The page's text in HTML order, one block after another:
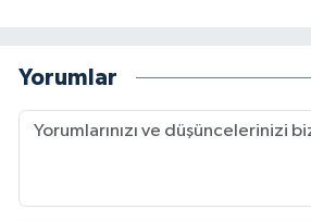
Yorumlar